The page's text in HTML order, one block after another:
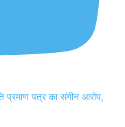
प्रमाण पत्र का संगीन आरोप,